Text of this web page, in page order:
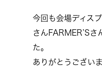
今回も会場ディス
さんFARMER’Sさ
た。
ありがとうござい